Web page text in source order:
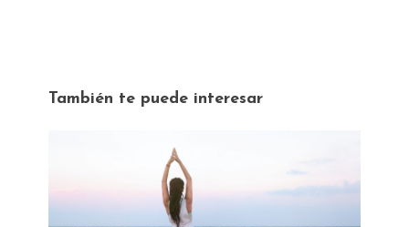
También te puede interesar